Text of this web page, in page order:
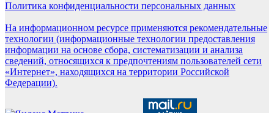
Политика конфиденциальности персональных данных
На информационном ресурсе применяются рекомендательные
технологии (информационные технологии предоставления
информации на основе сбора, систематизации и анализа
сведений, относящихся к предпочтениям пользователей сети
«Интернет», находящихся на территории Российской
Федерации).